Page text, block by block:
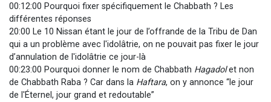
00:12:00 Pourquoi fixer spécifiquement le Chabbath ? Les
différentes réponses
20:00 Le 10 Nissan étant le jour de l’offrande de la Tribu de Dan
qui a un problème avec l'idolâtrie, on ne pouvait pas fixer le jour
d’annulation de l'idolâtrie ce jour-là
00:23:00 Pourquoi donner le nom de Chabbath Hagadolet non
de Chabbath Raba ? Car dans la Haftara, on y annonce “le jour
de l'Éternel, jour grand et redoutable”